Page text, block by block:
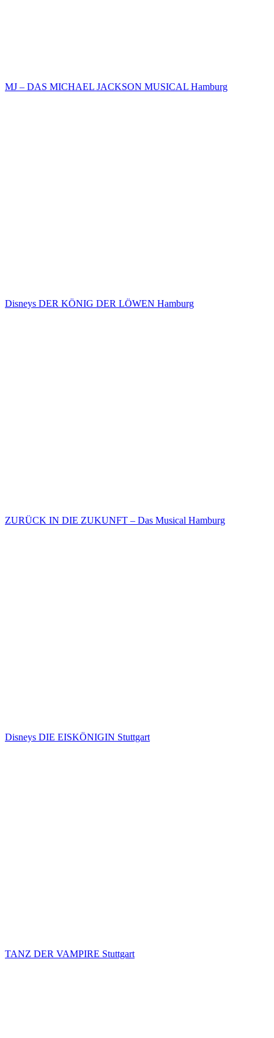
MJ – DAS MICHAEL JACKSON MUSICAL Hamburg
Disneys DER KÖNIG DER LÖWEN Hamburg
ZURÜCK IN DIE ZUKUNFT – Das Musical Hamburg
Disneys DIE EISKÖNIGIN Stuttgart
TANZ DER VAMPIRE Stuttgart